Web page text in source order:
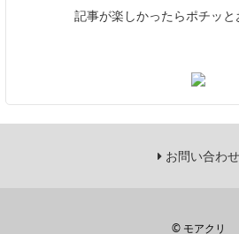
記事が楽しかったらポチッと
お問い合わせ
© モアクリ